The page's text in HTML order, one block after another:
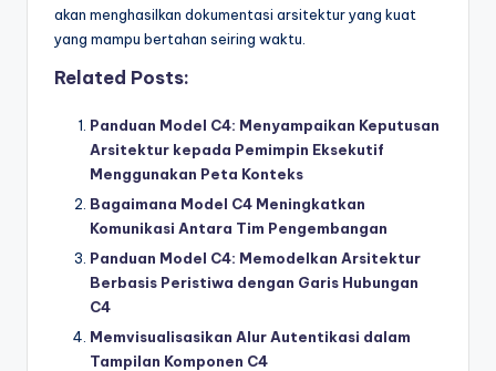
akan menghasilkan dokumentasi arsitektur yang kuat
yang mampu bertahan seiring waktu.
Related Posts:
Panduan Model C4: Menyampaikan Keputusan
Arsitektur kepada Pemimpin Eksekutif
Menggunakan Peta Konteks
Bagaimana Model C4 Meningkatkan
Komunikasi Antara Tim Pengembangan
Panduan Model C4: Memodelkan Arsitektur
Berbasis Peristiwa dengan Garis Hubungan
C4
Memvisualisasikan Alur Autentikasi dalam
Tampilan Komponen C4